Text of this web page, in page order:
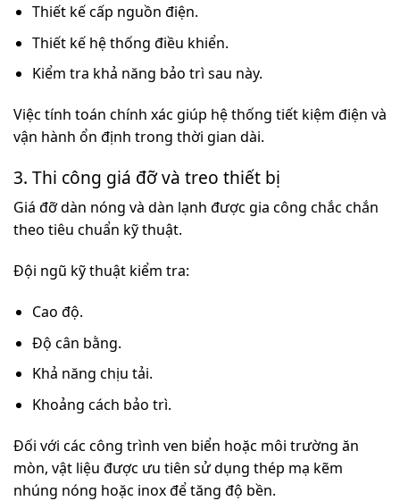
Thiết kế cấp nguồn điện.
Thiết kế hệ thống điều khiển.
Kiểm tra khả năng bảo trì sau này.
Việc tính toán chính xác giúp hệ thống tiết kiệm điện và
vận hành ổn định trong thời gian dài.
3. Thi công giá đỡ và treo thiết bị
Giá đỡ dàn nóng và dàn lạnh được gia công chắc chắn
theo tiêu chuẩn kỹ thuật.
Đội ngũ kỹ thuật kiểm tra:
Cao độ.
Độ cân bằng.
Khả năng chịu tải.
Khoảng cách bảo trì.
Đối với các công trình ven biển hoặc môi trường ăn
mòn, vật liệu được ưu tiên sử dụng thép mạ kẽm
nhúng nóng hoặc inox để tăng độ bền.